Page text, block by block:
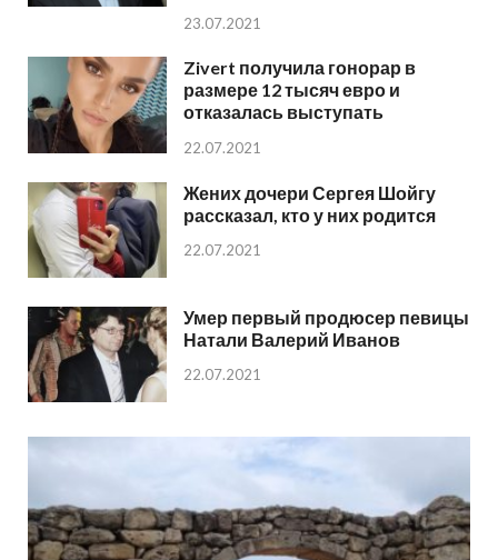
23.07.2021
Zivert получила гонорар в
размере 12 тысяч евро и
отказалась выступать
22.07.2021
Жених дочери Сергея Шойгу
рассказал, кто у них родится
22.07.2021
Умер первый продюсер певицы
Натали Валерий Иванов
22.07.2021